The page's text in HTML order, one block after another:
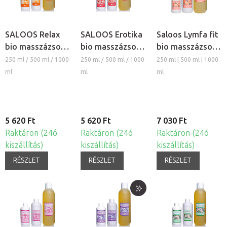
SALOOS Relax
bio masszázsolaj
és testolaj
250 ml / 500 ml / 1000
ml
5 620 Ft
Raktáron (24ó
kiszállítás)
RÉSZLET
SALOOS Erotika
bio masszázsolaj
és testolaj
250 ml / 500 ml / 1000
ml
5 620 Ft
Raktáron (24ó
kiszállítás)
RÉSZLET
Saloos Lymfa fit
bio masszázsolaj
és testolaj
250 ml | 500 ml | 1000
ml
7 030 Ft
Raktáron (24ó
kiszállítás)
RÉSZLET